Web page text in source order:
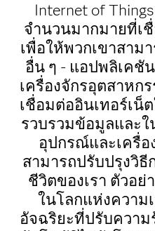
Internet of
จำนวนมากมายที่เ
เพื่อให้พวกเขาสาม
อื่น ๆ - แอปพลิเคชั
เครื่องจักรอุตสาหก
เชื่อมต่ออินเทอร์เน็
รวบรวมข้อมูลและ
อุปกรณ์และเครื่อ
สามารถปรับปรุงวิธี
ชีวิตของเรา ตัวอย่
ในโลกแห่งความ
อัจฉริยะที่ปรับความ